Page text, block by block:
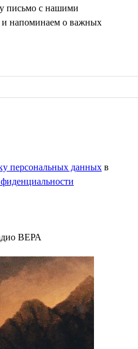
письмо с нашими
и напоминаем о важных
персональных данных в
ВЕРА